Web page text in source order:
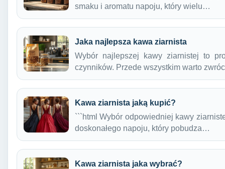
smaku i aromatu napoju, który wielu…
Jaka najlepsza kawa ziarnista
Wybór najlepszej kawy ziarnistej to
czynników. Przede wszystkim warto
Kawa ziarnista jaką kupić?
```html Wybór odpowiedniej kawy
doskonałego napoju, który pobudza…
Kawa ziarnista jaka wybrać?